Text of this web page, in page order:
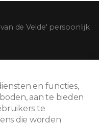
de Velde' persoonlijk
en functies,
aan te bieden
te
die worden